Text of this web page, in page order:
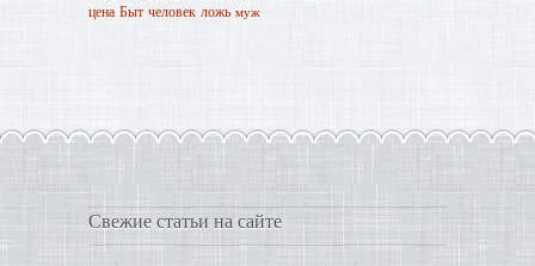
цена Быт человек ложь муж
Свежие статьи на сайте